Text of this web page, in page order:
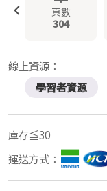
頁數
304
線上資源：
學習者資源
庫存≦30
運送方式：